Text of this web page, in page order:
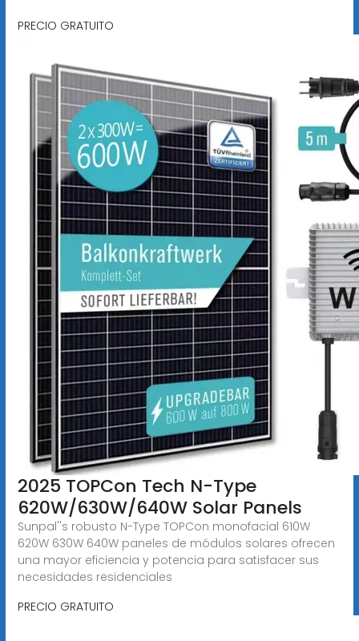
PRECIO GRATUITO
2025 TOPCon Tech N-Type
620W/630W/640W Solar Panels
Sunpal''s robusto N-Type TOPCon monofacial 610W
620W 630W 640W paneles de módulos solares ofrecen
una mayor eficiencia y potencia para satisfacer sus
necesidades residenciales
PRECIO GRATUITO